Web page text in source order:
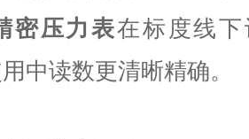
密压力表在标度线
中读数更清晰精确。